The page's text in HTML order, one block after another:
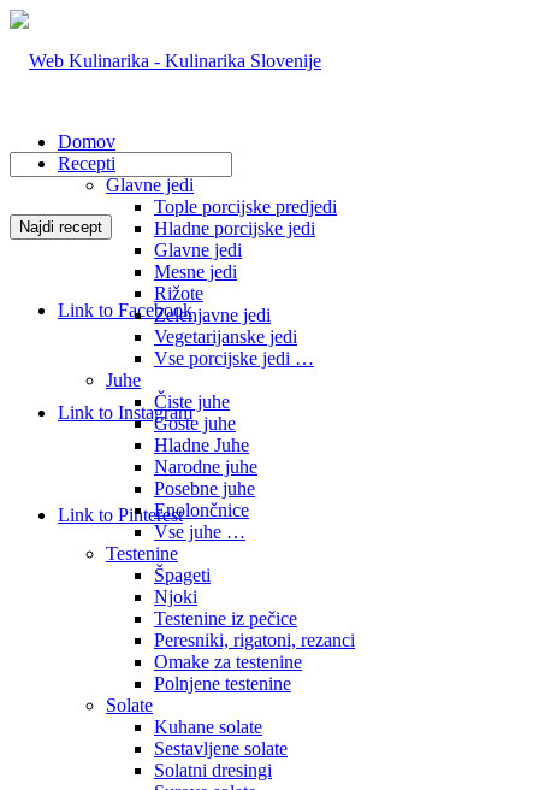
Link to Facebook
Link to Instagram
Link to Pinterest
Domov
Recepti
Glavne jedi
Tople porcijske predjedi
Hladne porcijske jedi
Glavne jedi
Mesne jedi
Rižote
Zelenjavne jedi
Vegetarijanske jedi
Vse porcijske jedi …
Juhe
Čiste juhe
Goste juhe
Hladne Juhe
Narodne juhe
Posebne juhe
Enolončnice
Vse juhe …
Testenine
Špageti
Njoki
Testenine iz pečice
Peresniki, rigatoni, rezanci
Omake za testenine
Polnjene testenine
Solate
Kuhane solate
Sestavljene solate
Solatni dresingi